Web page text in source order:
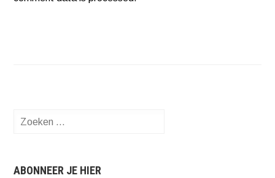
Zoeken
ABONNEER JE HIER